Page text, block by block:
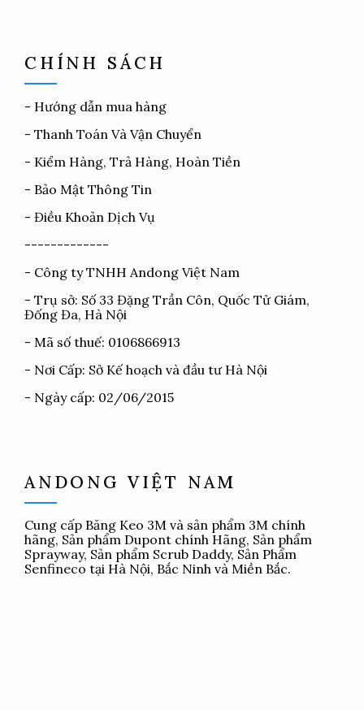
CHÍNH SÁCH
- Hướng dẫn mua hàng
- Thanh Toán Và Vận Chuyển
- Kiểm Hàng, Trả Hàng, Hoàn Tiền
- Bảo Mật Thông Tin
- Điều Khoản Dịch Vụ
-------------
- Công ty TNHH Andong Việt Nam
- Trụ sở: Số 33 Đặng Trần Côn, Quốc Tử Giám,
Đống Đa, Hà Nội
- Mã số thuế: 0106866913
- Nơi Cấp: Sở Kế hoạch và đầu tư Hà Nội
- Ngày cấp: 02/06/2015
ANDONG VIỆT NAM
Cung cấp Băng Keo 3M và sản phẩm 3M chính
hãng, Sản phẩm Dupont chính Hãng, Sản phẩm
Sprayway, Sản phẩm Scrub Daddy, Sản Phẩm
Senfineco tại Hà Nội, Bắc Ninh và Miền Bắc.